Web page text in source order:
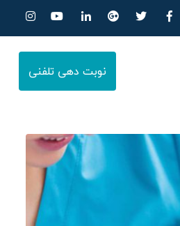
نوبت دهی تلفنی